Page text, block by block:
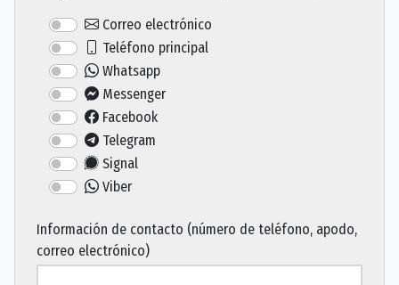
Correo electrónico
Teléfono principal
Whatsapp
Messenger
Facebook
Telegram
Signal
Viber
Información de contacto (número de teléfono, apodo,
correo electrónico)